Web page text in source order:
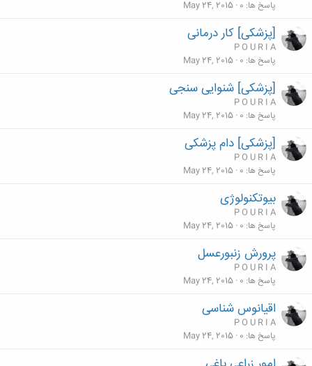
پاسخ ها 0
May 24, 2015
[پزشکی] کار درمانی
P O U R I A
پاسخ ها 0
May 24, 2015
[پزشکی] شنوایی سنجی
P O U R I A
پاسخ ها 0
May 24, 2015
[پزشکی] دام پزشکی
P O U R I A
پاسخ ها 0
May 24, 2015
بیوتکنولوژی
P O U R I A
پاسخ ها 0
May 24, 2015
پرورش زنبورعسل
P O U R I A
پاسخ ها 0
May 24, 2015
اقیانوس شناسی
P O U R I A
پاسخ ها 0
May 24, 2015